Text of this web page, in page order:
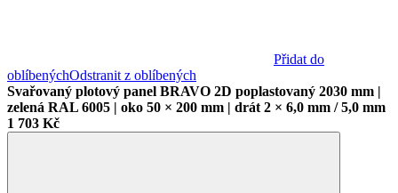
Přidat do
oblíbenýchOdstranit z oblíbených
Svařovaný plotový panel BRAVO 2D poplastovaný 2030 mm |
zelená RAL 6005 | oko 50 × 200 mm | drát 2 × 6,0 mm / 5,0 mm
1 703 Kč